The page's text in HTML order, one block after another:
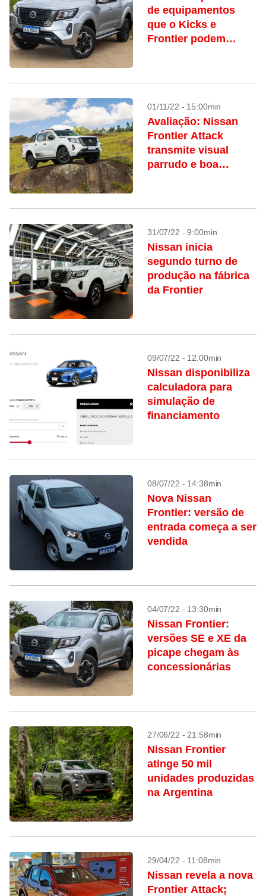
de equipamentos
que o Kicks e
Frontier podem
01/11/22 - 15:00min
Avaliação: Nissan
Frontier Attack
transmite visual
parrudo e boa
31/07/22 - 9:00min
Nissan inicia
segundo turno de
produção na fábrica
da Frontier
09/07/22 - 12:00min
Nissan disponibiliza
calculadora para
simulação de
financiamento
08/07/22 - 14:38min
Nova Nissan
Frontier: versão de
entrada começa a ser
vendida
04/07/22 - 13:30min
Nissan Frontier:
versões SE e XE da
picape chegam às
concessionárias
27/06/22 - 21:58min
Nissan Frontier
atinge 50 mil
unidades produzidas
na Argentina
29/04/22 - 11:08min
Nissan revela a nova
Frontier Attack;